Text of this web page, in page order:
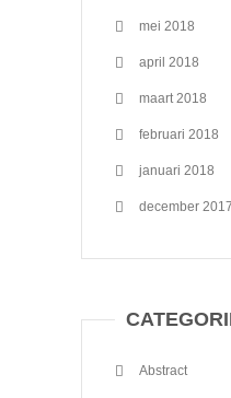
mei 2018
april 2018
maart 2018
februari 2018
januari 2018
december 2017
Abstract